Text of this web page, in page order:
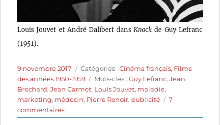
Louis Jouvet et André Dalibert dans Knock de Guy Lefranc
(1951).
Publié
le
9 novembre 2017 Catégories
Catégories :Cinéma français, Films
des années 1950-1959
Étiquettes
Mots-clés :Guy Lefranc,Jean
Brochard,Jean Carmet, Louis Jouvet, maladie,
marketing, médecin, Pierre Renoir, publicité
7
commentairessur
Knock